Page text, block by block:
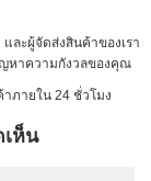
ะผู้จัดส่งสินค้าของเรา
หาความกังวลของคุณ
ภายใน 24 ชั่วโมง
ห็น